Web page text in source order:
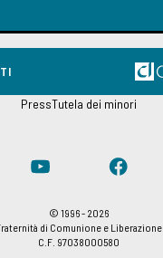
PressTutela dei minori
© 1996 - 2026
di Comunione e Liberazione
C.F. 97038000580